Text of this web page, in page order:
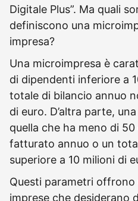
Digitale Plus”. Ma quali
definiscono una
impresa?
Una microimpresa è
di dipendenti inferiore a
totale di bilancio annuo
di euro. D’altra parte,
quella che ha meno di
fatturato annuo o un
superiore a 10 milioni di
Questi parametri offrono
imprese che desiderano